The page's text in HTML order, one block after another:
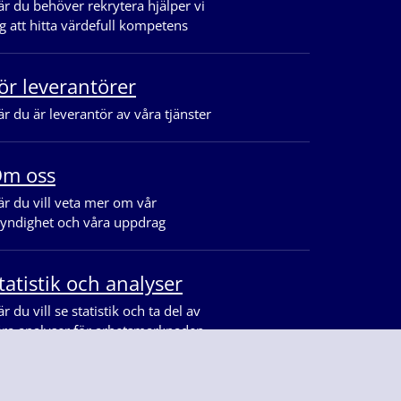
du behöver rekrytera hjälper vi
att hitta värdefull kompetens
leverantörer
du är leverantör av våra tjänster
oss
du vill veta mer om vår
och våra uppdrag
och analyser
du vill se statistik och ta del av
analyser för arbetsmarknaden